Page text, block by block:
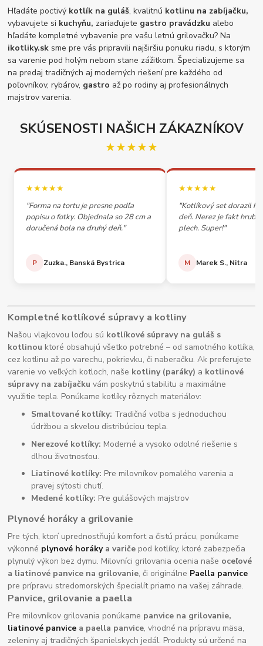
Hľadáte poctivý kotlík na guláš, kvalitnú kotlinu na zabíjačku,
vybavujete si kuchyňu, zariaďujete gastro pravádzku alebo
hľadáte kompletné vybavenie pre vašu letnú grilovačku? Na
ikotliky.sk sme pre vás pripravili najširšiu ponuku riadu, s ktorým
sa varenie pod holým nebom stane zážitkom. Špecializujeme sa
na predaj tradičných aj moderných riešení pre každého od
poľovníkov, rybárov, gastro až po rodiny aj profesionálnych
majstrov varenia.
SKÚSENOSTI NAŠICH ZÁKAZNÍKOV
★★★★★
★★★★★
"Forma na tortu je presne podľa
popisu o fotky. Objednala so 28 cm a
doručená bola na druhý deň."
P Zuzka., Banská Bystrica
★★★★★
"Kotlíkový set dorazil
deň. Nerez je fakt
plech. Super!"
M Marek S., Nitra
Kompletné kotlíkové súpravy a kotliny
Našou vlajkovou loďou sú kotlíkové súpravy na guláš s
kotlinou ktoré obsahujú všetko potrebné – od samotného kotlíka,
cez kotlinu až po varechu, pokrievku, či naberačku. Ak preferujete
varenie vo veľkých kotloch, naše kotliny (paráky) a kotlinové
súpravy na zabíjačku vám poskytnú stabilitu a maximálne
využitie tepla. Ponúkame kotlíky rôznych materiálov:
Smaltované kotlíky: Tradičná voľba s jednoduchou
údržbou a skvelou distribúciou tepla.
Nerezové kotlíky: Moderné a vysoko odolné riešenie s
dlhou životnosťou.
Liatinové kotlíky: Pre milovníkov pomalého varenia a
pravej sýtosti chutí.
Medené kotlíky: Pre gulášových majstrov
Plynové horáky a grilovanie
Pre tých, ktorí uprednostňujú komfort a čistú prácu, ponúkame
výkonné plynové horákya variče pod kotlíky, ktoré zabezpečia
plynulý výkon bez dymu. Milovníci grilovania ocenia naše oceľové
a liatinové panvice na grilovanie, či originálne Paella panvice
pre prípravu stredomorských špecialít priamo na vašej záhrade.
Panvice, grilovanie a paella
Pre milovníkov grilovania ponúkame panvice na grilovanie,
liatinové panvice a paella panvice, vhodné na prípravu mäsa,
zeleniny aj tradičných španielskych jedál. Produkty sú určené na